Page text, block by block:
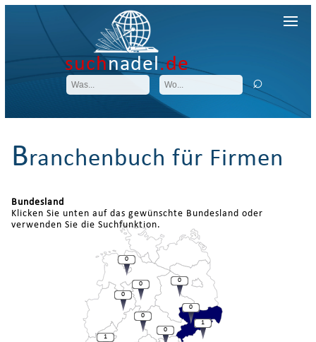
suchnadel.de
Branchenbuch für Firmen
Bundesland
Klicken Sie unten auf das gewünschte Bundesland oder
verwenden Sie die Suchfunktion.
1
1
0
0
0
0
0
0
0